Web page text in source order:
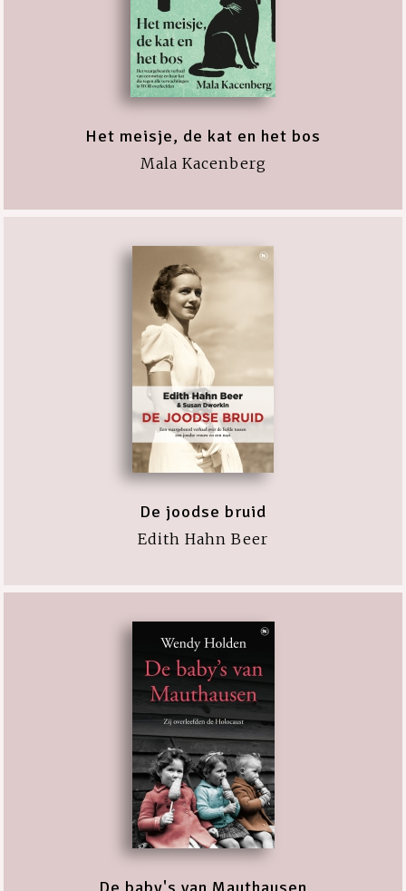
Het meisje, de kat en het bos
Mala Kacenberg
De joodse bruid
Edith Hahn Beer